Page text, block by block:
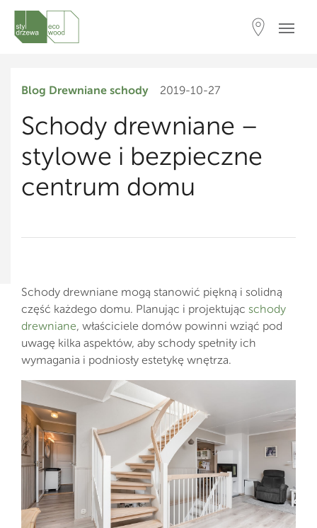
Blog Drewniane schody 2019-10-27
Schody drewniane –
stylowe i bezpieczne
centrum domu
Schody drewniane mogą stanowić piękną i solidną
część każdego domu. Planując i projektując schody
drewniane, właściciele domów powinni wziąć pod
uwagę kilka aspektów, aby schody spełniły ich
wymagania i podniosły estetykę wnętrza.